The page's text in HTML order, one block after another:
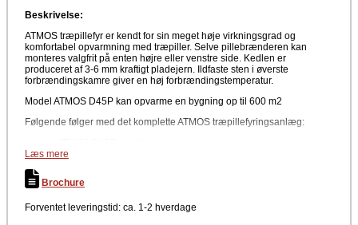
Beskrivelse:
ATMOS træpillefyr er kendt for sin meget høje virkningsgrad og
komfortabel opvarmning med træpiller. Selve pillebrænderen kan
monteres valgfrit på enten højre eller venstre side. Kedlen er
produceret af 3-6 mm kraftigt pladejern. Ildfaste sten i øverste
forbrændingskamre giver en høj forbrændingstemperatur.
Model ATMOS D45P kan opvarme en bygning op til 600 m2
Følgende følger med det komplette ATMOS træpillefyringsanlæg:
Atmos A45 træpillebrænder
Atmos indføringssnegl 1,6 m
Læs mere
Brochure
Forventet leveringstid: ca. 1-2 hverdage